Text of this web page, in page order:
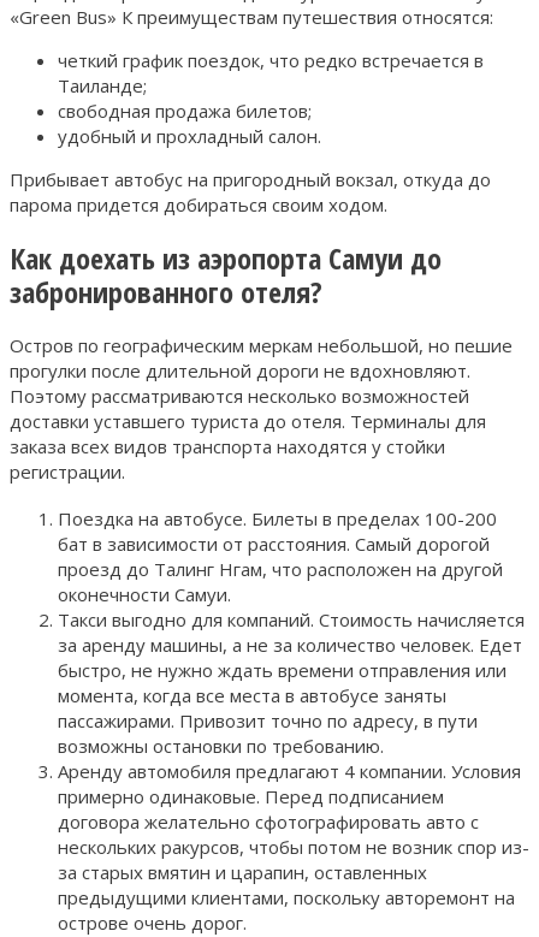
«Green Bus» К преимуществам путешествия относятся:
четкий график поездок, что редко встречается в
Таиланде;
свободная продажа билетов;
удобный и прохладный салон.
Прибывает автобус на пригородный вокзал, откуда до
парома придется добираться своим ходом.
Как доехать из аэропорта Самуи до
забронированного отеля?
Остров по географическим меркам небольшой, но пешие
прогулки после длительной дороги не вдохновляют.
Поэтому рассматриваются несколько возможностей
доставки уставшего туриста до отеля. Терминалы для
заказа всех видов транспорта находятся у стойки
регистрации.
Поездка на автобусе. Билеты в пределах 100-200
бат в зависимости от расстояния. Самый дорогой
проезд до Талинг Нгам, что расположен на другой
оконечности Самуи.
Такси выгодно для компаний. Стоимость начисляется
за аренду машины, а не за количество человек. Едет
быстро, не нужно ждать времени отправления или
момента, когда все места в автобусе заняты
пассажирами. Привозит точно по адресу, в пути
возможны остановки по требованию.
Аренду автомобиля предлагают 4 компании. Условия
примерно одинаковые. Перед подписанием
договора желательно сфотографировать авто с
нескольких ракурсов, чтобы потом не возник спор из-
за старых вмятин и царапин, оставленных
предыдущими клиентами, поскольку авторемонт на
острове очень дорог.